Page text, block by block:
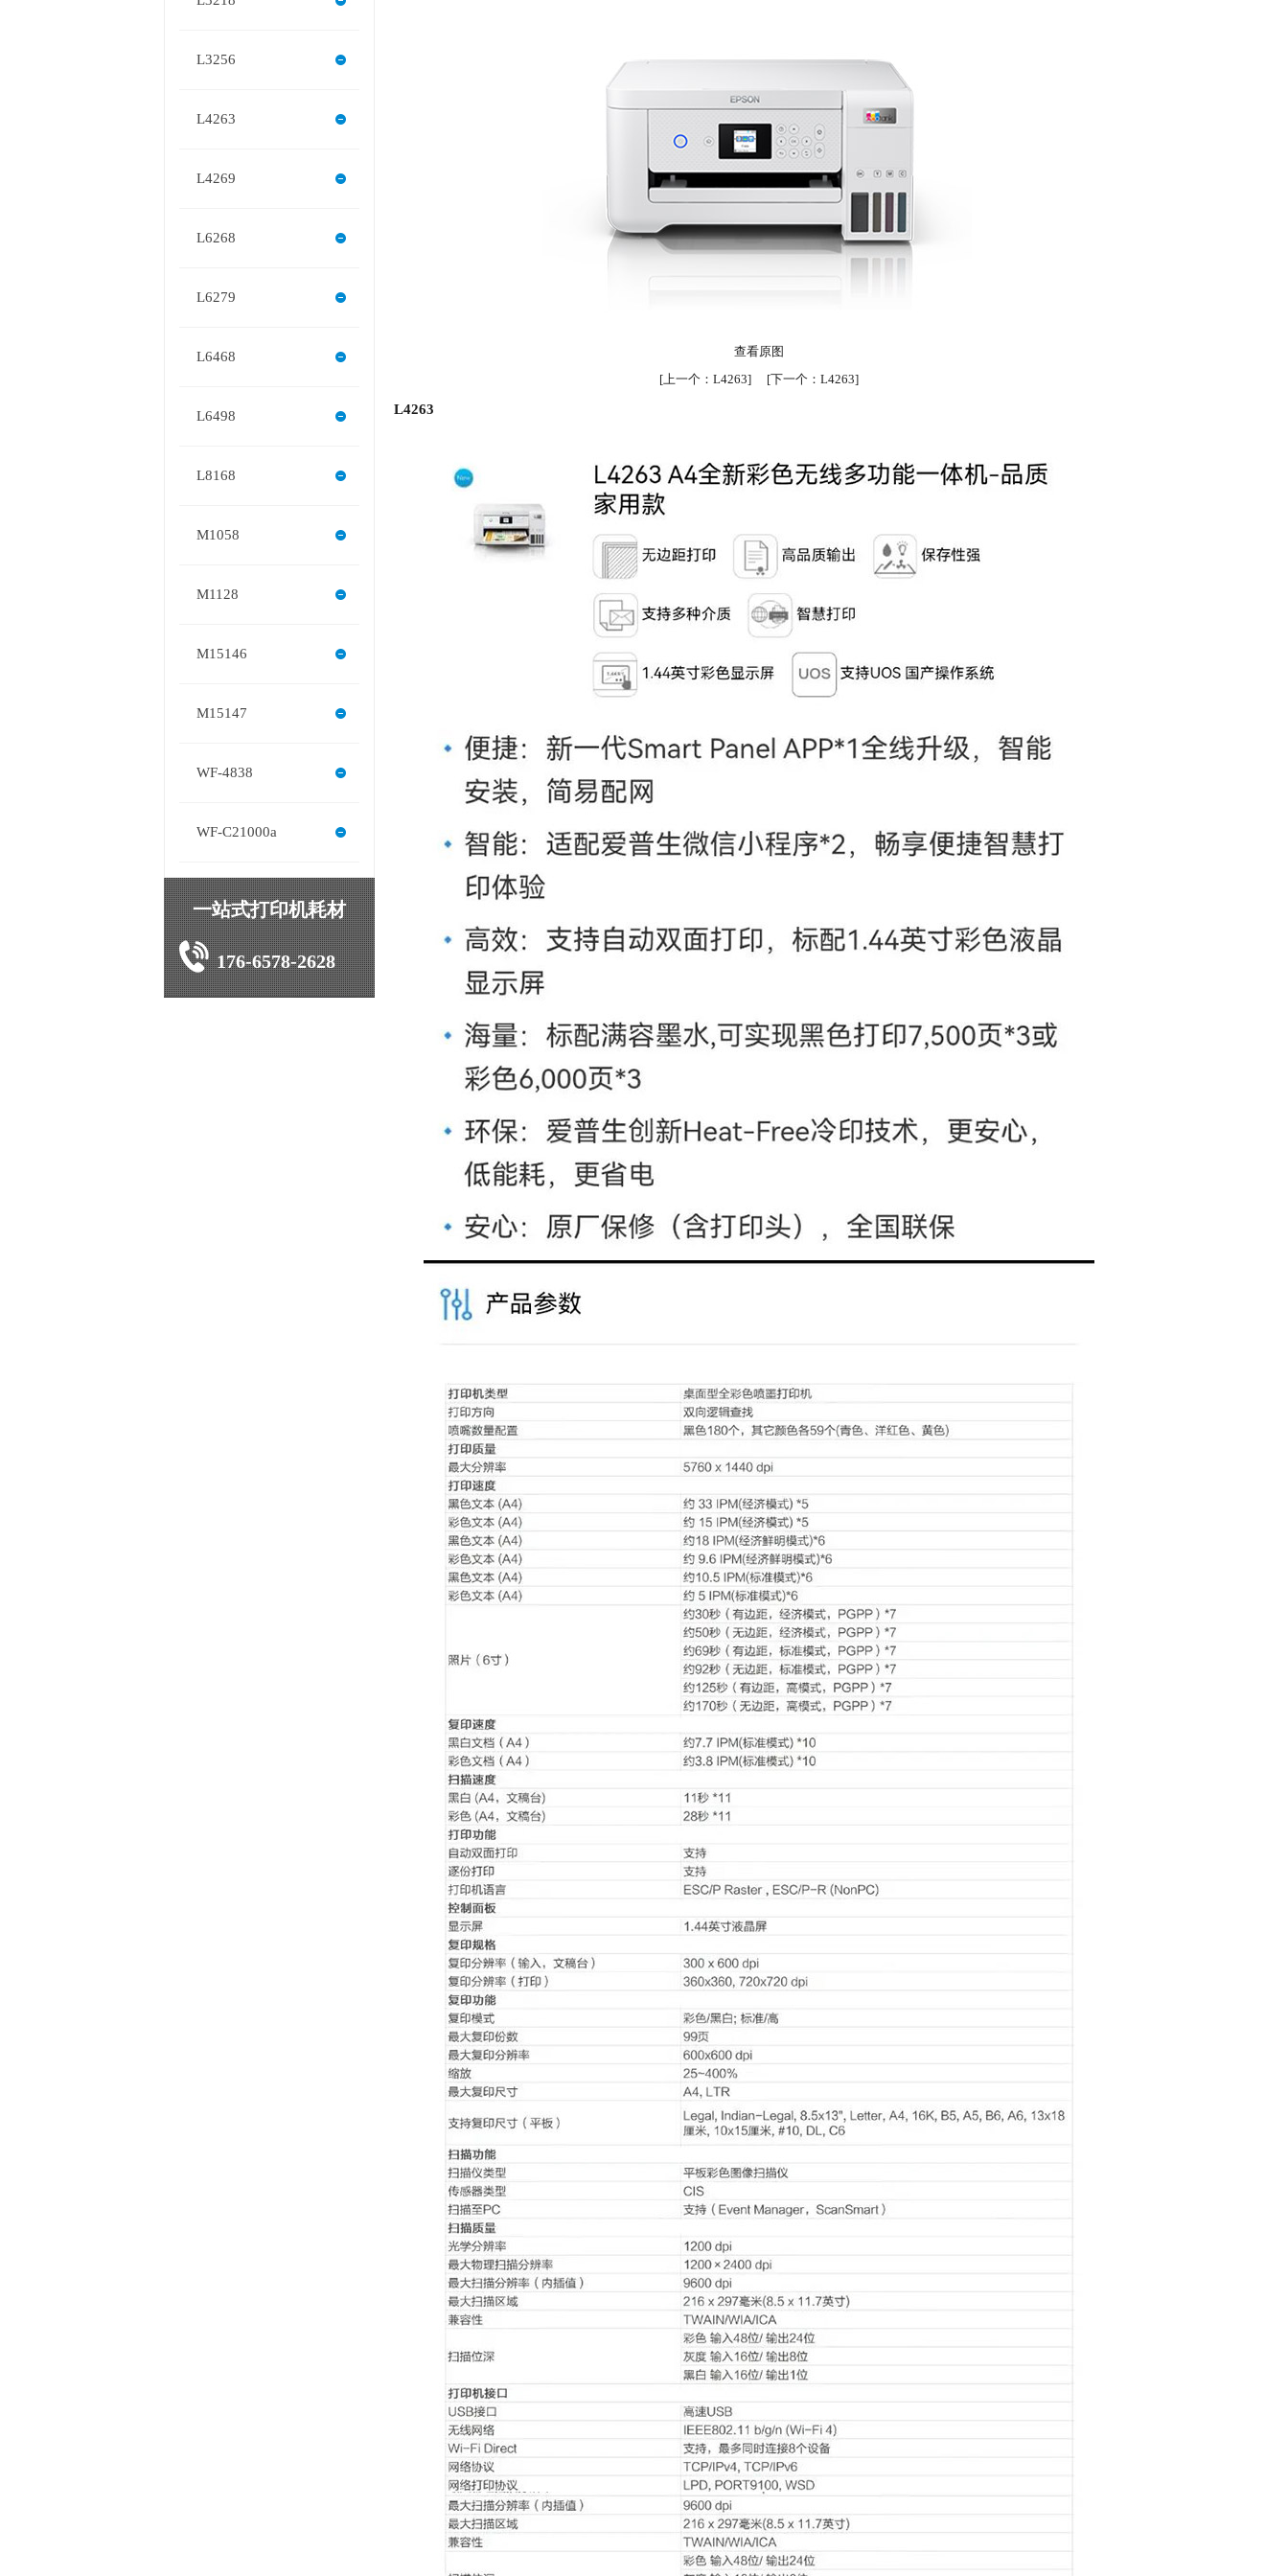
L3256
L4263
L4269
L6268
L6279
L6468
L6498
L8168
M1058
M1128
M15146
M15147
WF-4838
WF-C21000a
一站式打印机耗材
176-6578-2628
查看原图
[上一个： L4263] [下一个： L4263]
L4263